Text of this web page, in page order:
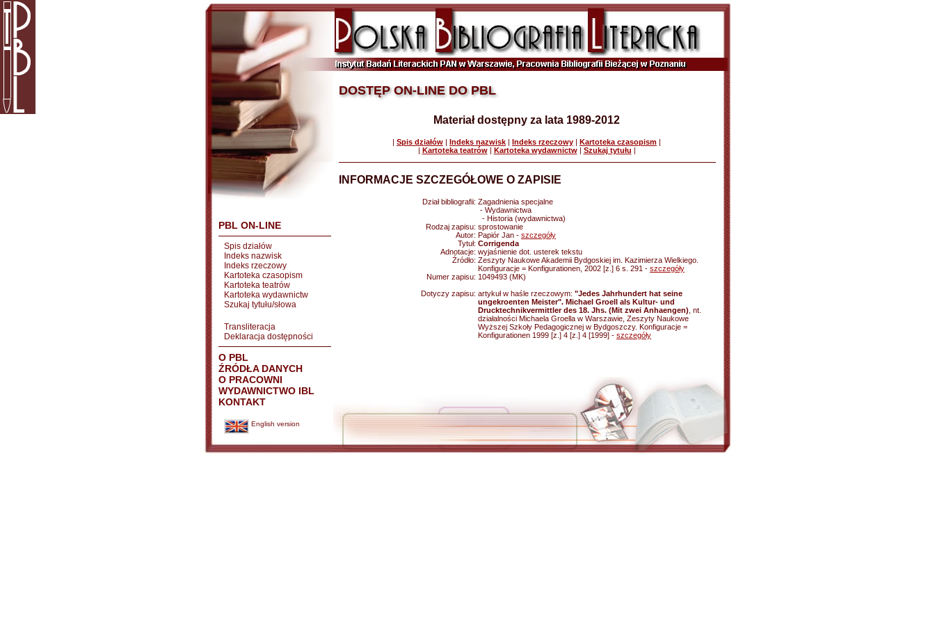
PBL ON-LINE
Spis działów
Indeks nazwisk
Indeks rzeczowy
Kartoteka czasopism
Kartoteka teatrów
Kartoteka wydawnictw
Szukaj tytułu/słowa
Transliteracja
Deklaracja dostępności
O PBL
ŹRÓDŁA DANYCH
O PRACOWNI
WYDAWNICTWO IBL
KONTAKT
English version
DOSTĘP ON-LINE DO PBL
Materiał dostępny za lata 1989-2012
| Spis działów | Indeks nazwisk | Indeks rzeczowy | Kartoteka czasopism |
| Kartoteka teatrów| Kartoteka wydawnictw| Szukaj tytułu |
INFORMACJE SZCZEGÓŁOWE O ZAPISIE
Dział bibliografii: Zagadnienia specjalne
- Wydawnictwa
- Historia (wydawnictwa)
Rodzaj zapisu: sprostowanie
Autor: Papiór Jan - szczegóły
Tytuł: Corrigenda
Adnotacje: wyjaśnienie dot. usterek tekstu
Źródło: Zeszyty Naukowe Akademii Bydgoskiej im. Kazimierza Wielkiego.
Konfiguracje = Konfigurationen, 2002 [z.] 6 s. 291 - szczegóły
Numer zapisu: 1049493 (MK)
Dotyczy zapisu: artykuł w haśle rzeczowym: "Jedes Jahrhundert hat seine
ungekroenten Meister". Michael Groell als Kultur- und
Drucktechnikvermittler des 18. Jhs. (Mit zwei Anhaengen) , nt.
działalności Michaela Groella w Warszawie, Zeszyty Naukowe
Wyższej Szkoły Pedagogicznej w Bydgoszczy. Konfiguracje =
Konfigurationen 1999 [z.] 4 [z.] 4 [1999] - szczegóły